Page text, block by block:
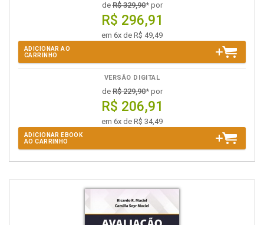
deR$ 329,90* por
R$ 296,91
em 6x de R$ 49,49
ADICIONAR AO
CARRINHO
VERSÃO DIGITAL
deR$ 229,90* por
R$ 206,91
em 6x de R$ 34,49
ADICIONAR EBOOK
AO CARRINHO